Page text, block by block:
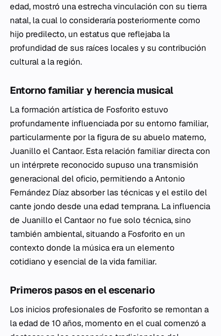
edad, mostró una estrecha vinculación con su tierra
natal, la cual lo consideraría posteriormente como
hijo predilecto, un estatus que reflejaba la
profundidad de sus raíces locales y su contribución
cultural a la región.
Entorno familiar y herencia musical
La formación artística de Fosforito estuvo
profundamente influenciada por su entorno familiar,
particularmente por la figura de su abuelo materno,
Juanillo el Cantaor. Esta relación familiar directa con
un intérprete reconocido supuso una transmisión
generacional del oficio, permitiendo a Antonio
Fernández Díaz absorber las técnicas y el estilo del
cante jondo desde una edad temprana. La influencia
de Juanillo el Cantaor no fue solo técnica, sino
también ambiental, situando a Fosforito en un
contexto donde la música era un elemento
cotidiano y esencial de la vida familiar.
Primeros pasos en el escenario
Los inicios profesionales de Fosforito se remontan a
la edad de 10 años, momento en el cual comenzó a